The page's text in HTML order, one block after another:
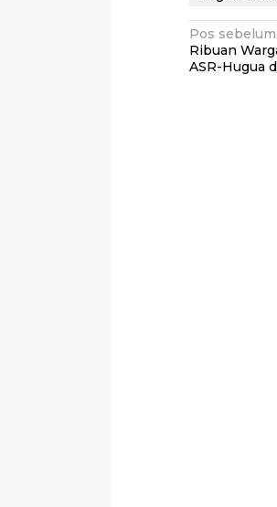
pos
Pos
Ribuan
ASR-Hugua